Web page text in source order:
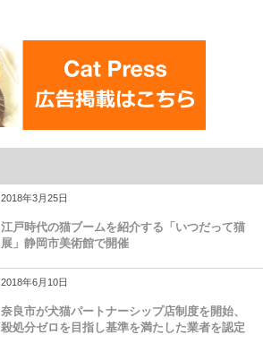
2018年3月25日
江戸時代の猫ブームを紹介する「いつだって猫
展」静岡市美術館で開催
2018年6月10日
奈良市が犬猫パートナーシップ店制度を開始、
殺処分ゼロを目指し基準を満たした業者を認定